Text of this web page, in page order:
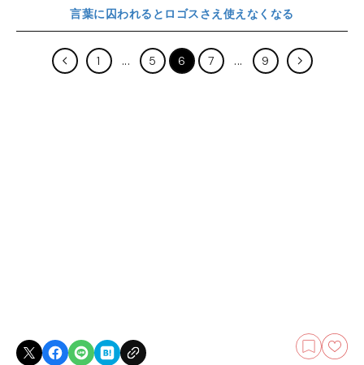
言葉に囚われるとロゴスさえ使えなくなる
1 5 6 7 9